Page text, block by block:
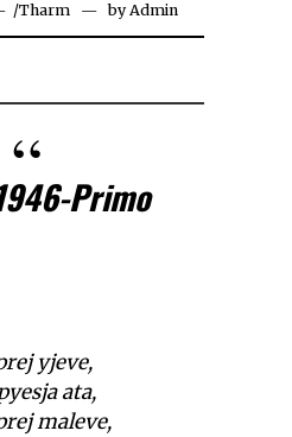
/Tharm byAdmin
Primo
yjeve,
ata,
maleve,